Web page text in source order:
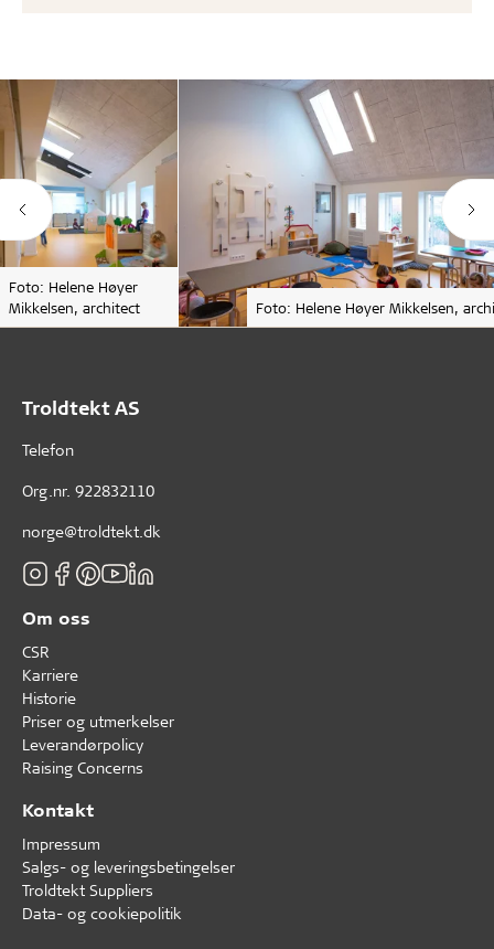
Foto: Helene Høyer
Mikkelsen, architect
Foto: Helene Høyer Mikkelsen,
Troldtekt AS
Telefon
Org.nr. 922832110
norge@troldtekt.dk
Om oss
CSR
Karriere
Historie
Priser og utmerkelser
Leverandørpolicy
Raising Concerns
Kontakt
Impressum
Salgs- og leveringsbetingelser
Troldtekt Suppliers
Data- og cookiepolitik